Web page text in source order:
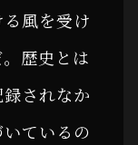
風を受け
歴史とは
されなか
ているの